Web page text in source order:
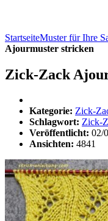
StartseiteMuster für Ihre
Ajourmuster stricken
Zick-Zack
Kategorie: Zick-
Schlagwort: Zick-
Veröffentlicht: 02/
Ansichten: 4841